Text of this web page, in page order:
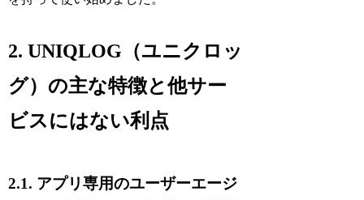
2. UNIQLOG（ユニクロッ
グ）の主な特徴と他サー
ビスにはない利点
2.1. アプリ専用のユーザーエージ